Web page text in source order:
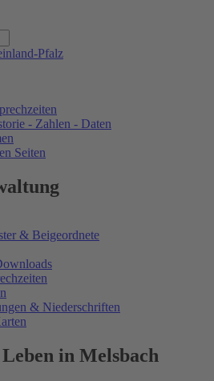
- Zahlen - Daten
Seiten
& Beigeordnete
& Niederschriften
in Melsbach